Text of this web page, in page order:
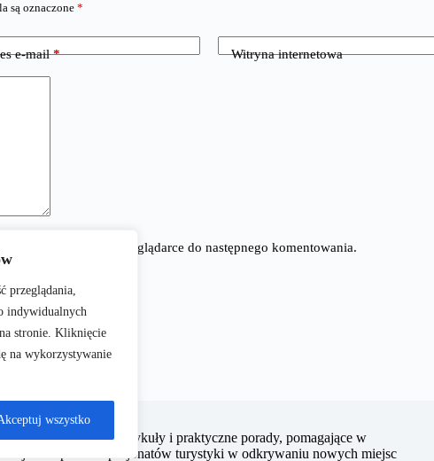
przeglądania,
indywidualnych
stronie. Kliknięcie
na wykorzystywanie
wszystko
są oznaczone *
e-mail* Witryna internetowa
internetową w tej przeglądarce do następnego komentowania.
inspirujące artykuły i praktyczne porady, pomagające w
jest wspieranie pasjonatów turystyki w odkrywaniu nowych miejsc